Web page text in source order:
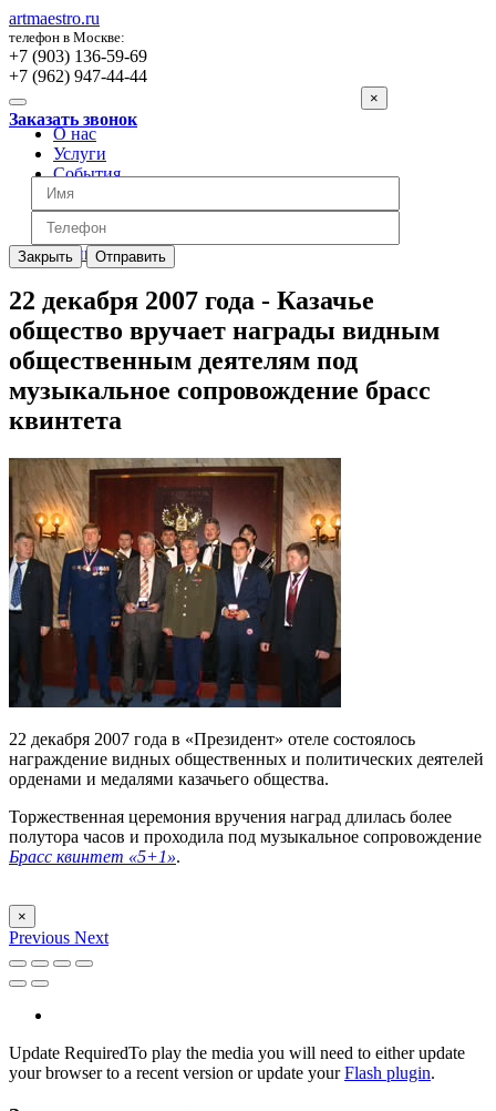
artmaestro.ru
телефон в Москве:
+7 (903) 136-59-69
+7 (962) 947-44-44
Заказать звонок
×
Закрыть Отправить
О нас
Услуги
События
Вопросы
Отзывы
Обратная связь
Цены
22 декабря 2007 года - Казачье
общество вручает награды видным
общественным деятелям под
музыкальное сопровождение брасс
квинтета
22 декабря 2007 года в «Президент» отеле состоялось
награждение видных общественных и политических деятелей
орденами и медалями казачьего общества.
Торжественная церемония вручения наград длилась более
полутора часов и проходила под музыкальное сопровождение
Брасс квинтет «5+1».
×
Previous Next
Update RequiredTo play the media you will need to either update
your browser to a recent version or update yourFlash plugin.